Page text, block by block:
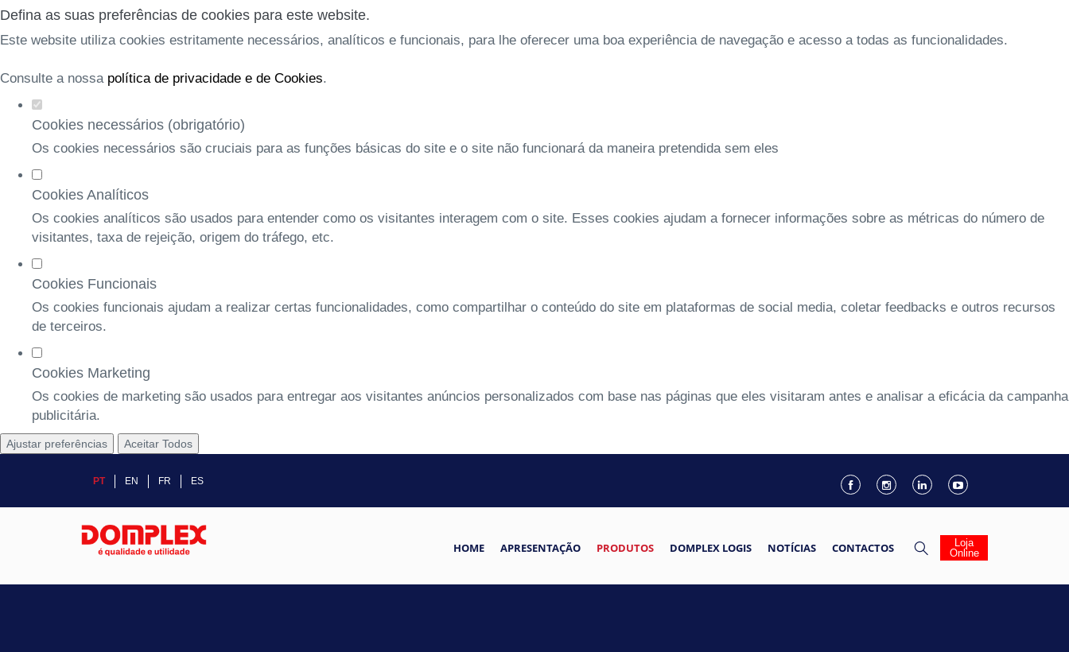
Defina as suas preferências de cookies para este website.
Este website utiliza cookies estritamente necessários, analíticos e funcionais, para lhe oferecer uma boa experiência de navegação e acesso a todas as funcionalidades.
Consulte a nossa política de privacidade e de Cookies.
Cookies necessários (obrigatório)
Os cookies necessários são cruciais para as funções básicas do site e o site não funcionará da maneira pretendida sem eles
Cookies Analíticos
Os cookies analíticos são usados para entender como os visitantes interagem com o site. Esses cookies ajudam a fornecer informações sobre as métricas do número de
visitantes, taxa de rejeição, origem do tráfego, etc.
Cookies Funcionais
Os cookies funcionais ajudam a realizar certas funcionalidades, como compartilhar o conteúdo do site em plataformas de social media, coletar feedbacks e outros recursos
de terceiros.
Cookies Marketing
Os cookies de marketing são usados para entregar aos visitantes anúncios personalizados com base nas páginas que eles visitaram antes e analisar a eficácia da campanha
publicitária.
Ajustar preferências Aceitar Todos
PT EN FR ES
HOME APRESENTAÇÃO PRODUTOS DOMPLEX LOGIS NOTÍCIAS CONTACTOS
Loja
Online